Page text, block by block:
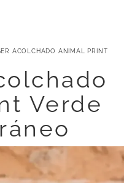
ACOLCHADO ANIMAL PRINT
Verde